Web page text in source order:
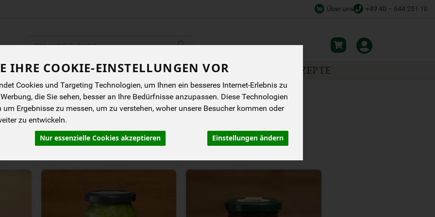
IHRE COOKIE-EINSTELLUNGEN VOR
Cookies und Targeting Technologien, um Ihnen ein besseres Internet-Erlebnis zu
die Sie sehen, besser an Ihre Bedürfnisse anzupassen. Diese Technologien
Ergebnisse zu messen, um zu verstehen, woher unsere Besucher kommen oder
zu entwickeln.
Nur essenzielle Cookies akzeptieren Einstellungen ändern
+49 40 – 644 251 10
Über uns
BIOKISTEN ANGEBOTE NEUES INSPIRATION REZEPTE
Allergene